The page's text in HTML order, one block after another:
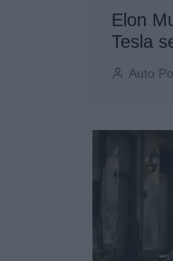
Elon
Tesla
Auto